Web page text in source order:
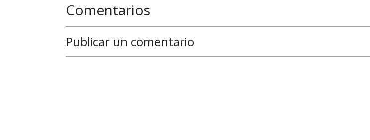
Comentarios
Publicar un comentario